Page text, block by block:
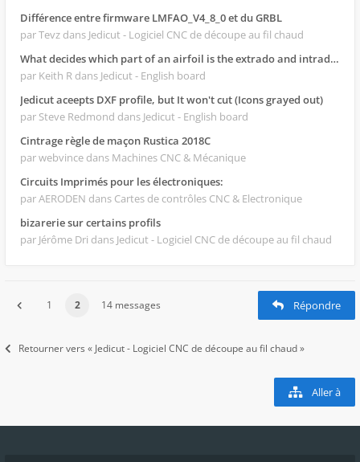
Différence entre firmware LMFAO_V4_8_0 et du GRBL
par Tevz dans Jedicut - Logiciel CNC de découpe au fil chaud
What decides which part of an airfoil is the extrado and intrado?
par Keith R dans Jedicut - English board
Jedicut aceepts DXF profile, but It won't cut (Icons grayed out)
par Steve Redmond dans Jedicut - English board
Cintrage règle de maçon Rustica 2018C
par webvince dans Machines CNC & Mécanique
Circuits Imprimés pour les électroniques:
par AERODEN dans Cartes de contrôles CNC & Electronique
bizarerie sur certains profils
par Jérôme Dri dans Jedicut - Logiciel CNC de découpe au fil chaud
1 2 14 messages Répondre
Retourner vers « Jedicut - Logiciel CNC de découpe au fil chaud »
Aller à